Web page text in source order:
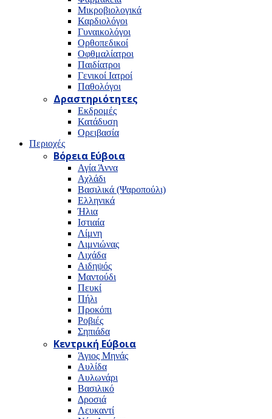
Μικροβιολογικά
Καρδιολόγοι
Γυναικολόγοι
Ορθοπεδικοί
Οφθμαλίατροι
Παιδίατροι
Γενικοί Ιατροί
Παθολόγοι
Δραστηριότητες
Εκδρομές
Κατάδυση
Ορειβασία
Περιοχές
Βόρεια Εύβοια
Αγία Άννα
Αχλάδι
Βασιλικά (Ψαροπούλι)
Ελληνικά
Ήλια
Ιστιαία
Λίμνη
Λιμνιώνας
Λιχάδα
Αιδηψός
Μαντούδι
Πευκί
Πήλι
Προκόπι
Ροβιές
Σηπιάδα
Κεντρική Εύβοια
Άγιος Μηνάς
Αυλίδα
Αυλωνάρι
Βασιλικό
Δροσιά
Λευκαντί